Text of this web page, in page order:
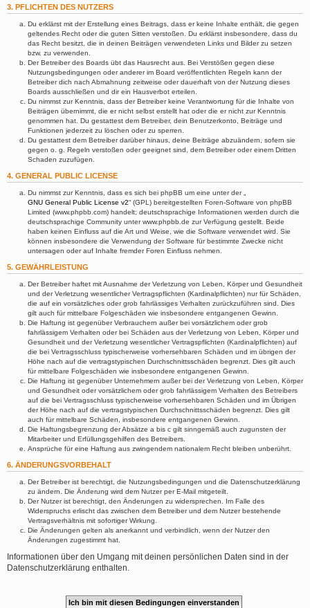
3. PFLICHTEN DES NUTZERS
Du erklärst mit der Erstellung eines Beitrags, dass er keine Inhalte enthält, die gegen
geltendes Recht oder die guten Sitten verstoßen. Du erklärst insbesondere, dass du
das Recht besitzt, die in deinen Beiträgen verwendeten Links und Bilder zu setzen
bzw. zu verwenden.
Der Betreiber des Boards übt das Hausrecht aus. Bei Verstößen gegen diese
Nutzungsbedingungen oder anderer im Board veröffentlichten Regeln kann der
Betreiber dich nach Abmahnung zeitweise oder dauerhaft von der Nutzung dieses
Boards ausschließen und dir ein Hausverbot erteilen.
Du nimmst zur Kenntnis, dass der Betreiber keine Verantwortung für die Inhalte von
Beiträgen übernimmt, die er nicht selbst erstellt hat oder die er nicht zur Kenntnis
genommen hat. Du gestattest dem Betreiber, dein Benutzerkonto, Beiträge und
Funktionen jederzeit zu löschen oder zu sperren.
Du gestattest dem Betreiber darüber hinaus, deine Beiträge abzuändern, sofern sie
gegen o. g. Regeln verstoßen oder geeignet sind, dem Betreiber oder einem Dritten
Schaden zuzufügen.
4. GENERAL PUBLIC LICENSE
Du nimmst zur Kenntnis, dass es sich bei phpBB um eine unter der „
GNU General Public License v2“ (GPL) bereitgestellten Foren-Software von phpBB
Limited (www.phpbb.com) handelt; deutschsprachige Informationen werden durch die
deutschsprachige Community unter www.phpbb.de zur Verfügung gestellt. Beide
haben keinen Einfluss auf die Art und Weise, wie die Software verwendet wird. Sie
können insbesondere die Verwendung der Software für bestimmte Zwecke nicht
untersagen oder auf Inhalte fremder Foren Einfluss nehmen.
5. GEWÄHRLEISTUNG
Der Betreiber haftet mit Ausnahme der Verletzung von Leben, Körper und Gesundheit
und der Verletzung wesentlicher Vertragspflichten (Kardinalpflichten) nur für Schäden,
die auf ein vorsätzliches oder grob fahrlässiges Verhalten zurückzuführen sind. Dies
gilt auch für mittelbare Folgeschäden wie insbesondere entgangenen Gewinn.
Die Haftung ist gegenüber Verbrauchern außer bei vorsätzlichem oder grob
fahrlässigem Verhalten oder bei Schäden aus der Verletzung von Leben, Körper und
Gesundheit und der Verletzung wesentlicher Vertragspflichten (Kardinalpflichten) auf
die bei Vertragsschluss typischerweise vorhersehbaren Schäden und im übrigen der
Höhe nach auf die vertragstypischen Durchschnittsschäden begrenzt. Dies gilt auch
für mittelbare Folgeschäden wie insbesondere entgangenen Gewinn.
Die Haftung ist gegenüber Unternehmern außer bei der Verletzung von Leben, Körper
und Gesundheit oder vorsätzlichem oder grob fahrlässigem Verhalten des Betreibers
auf die bei Vertragsschluss typischerweise vorhersehbaren Schäden und im Übrigen
der Höhe nach auf die vertragstypischen Durchschnittsschäden begrenzt. Dies gilt
auch für mittelbare Schäden, insbesondere entgangenen Gewinn.
Die Haftungsbegrenzung der Absätze a bis c gilt sinngemäß auch zugunsten der
Mitarbeiter und Erfüllungsgehilfen des Betreibers.
Ansprüche für eine Haftung aus zwingendem nationalem Recht bleiben unberührt.
6. ÄNDERUNGSVORBEHALT
Der Betreiber ist berechtigt, die Nutzungsbedingungen und die Datenschutzerklärung
zu ändern. Die Änderung wird dem Nutzer per E-Mail mitgeteilt.
Der Nutzer ist berechtigt, den Änderungen zu widersprechen. Im Falle des
Widerspruchs erlischt das zwischen dem Betreiber und dem Nutzer bestehende
Vertragsverhältnis mit sofortiger Wirkung.
Die Änderungen gelten als anerkannt und verbindlich, wenn der Nutzer den
Änderungen zugestimmt hat.
Informationen über den Umgang mit deinen persönlichen Daten sind in der
Datenschutzerklärung enthalten.